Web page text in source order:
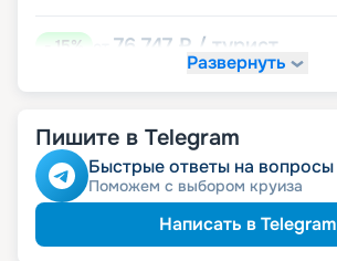
15% 76 747 ₽ / турист
85 776
Скидкаименинникам
Скидкапенсионерам
Развернуть
Пишите в Telegram
Быстрые ответы на вопросы
Поможем с выбором круиза
Написать в Telegram